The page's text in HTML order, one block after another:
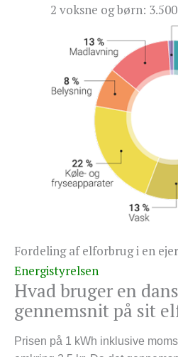
2 voksne og børn:
Fordeling af elforbrug i en
Energistyrelsen
Hvad bruger en
gennemsnit på sit
Prisen på 1 kWh inklusive